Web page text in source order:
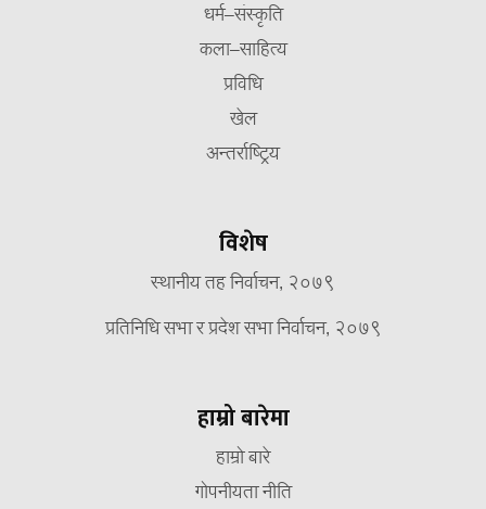
धर्म–संस्कृति
कला–साहित्य
प्रविधि
खेल
अन्तर्राष्ट्रिय
विशेष
स्थानीय तह निर्वाचन, २०७९
प्रतिनिधि सभा र प्रदेश सभा निर्वाचन, २०७९
हाम्रो बारेमा
हाम्रो बारे
गोपनीयता नीति